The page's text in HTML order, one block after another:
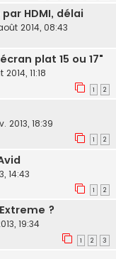
HDMI, délai
2014, 08:43
plat 15 ou 17"
11:18
1 2
2013, 18:39
1 2
14:43
1 2
?
19:34
1 2 3